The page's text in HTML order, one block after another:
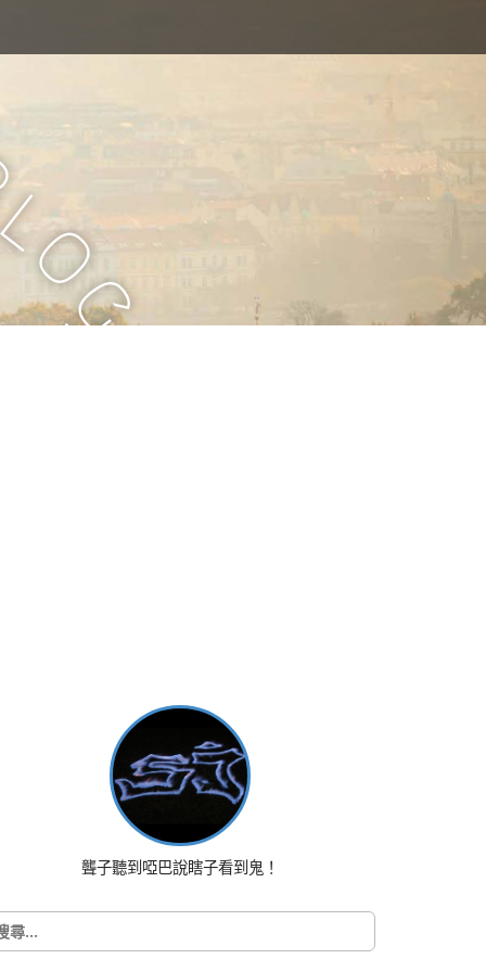
o
g
聾子聽到啞巴說瞎子看到鬼！